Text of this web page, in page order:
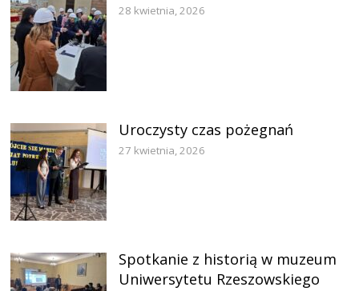
28 kwietnia, 2026
Uroczysty czas pożegnań
27 kwietnia, 2026
Spotkanie z historią w muzeum
Uniwersytetu Rzeszowskiego